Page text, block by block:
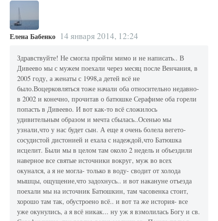
Елена Бабенко 14 января 2014, 12:24
Здравствуйте! Не смогла пройти мимо и не написать.. В
Дивеево мы с мужем поехали через месяц после Венчания, в
2005 году, а женаты с 1998,а детей всё не
было.Воцерковляться тоже начали оба относительно недавно-
в 2002 и конечно, прочитав о батюшке Серафиме оба горели
попасть в Дивеево. И вот как-то всё сложилось
удивительным образом и мечта сбылась..Осенью мы
узнали,что у нас будет сын. А еще я очень болела вегето-
сосудистой дистонией и ехала с надеждой,что Батюшка
исцелит. Были мы в целом там около 2 недель и объездили
наверное все святые источники вокруг, муж во всех
окунался, а я не могла- только в воду- сводит от холода
мышцы, ощущение,что задохнусь.. и вот накануне отъезда
поехали мы на источник Батюшкин, там часовенка стоит,
хорошо там так, обустроено всё.. и вот та же история- все
уже окунулись, а я всё никак... ну уж я взмолилась Богу и св.